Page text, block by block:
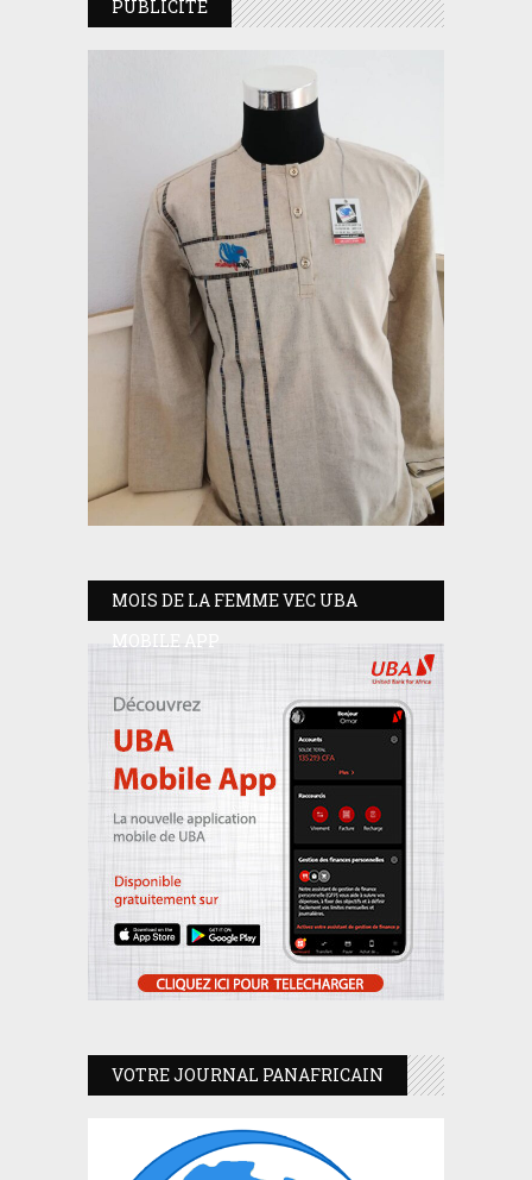
PUBLICITE
MOIS DE LA FEMME VEC UBA
MOBILE APP
VOTRE JOURNAL PANAFRICAIN